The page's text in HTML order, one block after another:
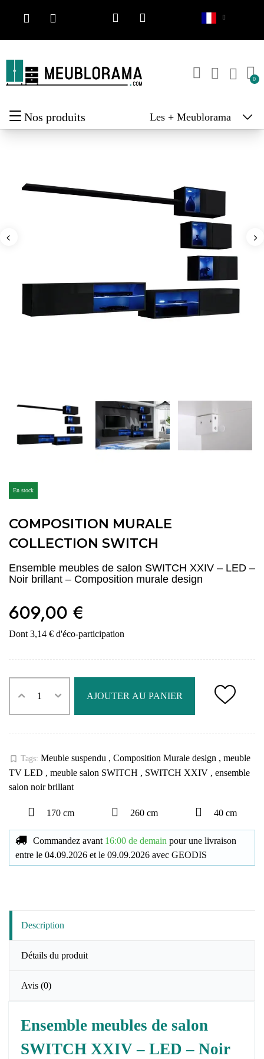
Nos produits Les + Meublorama
En stock
COMPOSITION MURALE
COLLECTION SWITCH
Ensemble meubles de salon SWITCH XXIV – LED –
Noir brillant – Composition murale design
609,00 €
Dont 3,14 € d'éco-participation
AJOUTER AU PANIER
bookmark_border Tags: Meuble suspendu , Composition Murale design , meuble
TV LED , meuble salon SWITCH , SWITCH XXIV , ensemble
salon noir brillant
170 cm 260 cm 40 cm
Commandez avant 16:00 de demain pour une livraison
entre le 04.09.2026 et le 09.09.2026 avec GEODIS
Description
Détails du produit
Avis (0)
Ensemble meubles de salon
SWITCH XXIV – LED – Noir